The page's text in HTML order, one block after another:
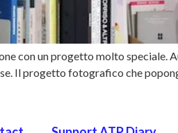
con un progetto molto speciale.
Il progetto fotografico che